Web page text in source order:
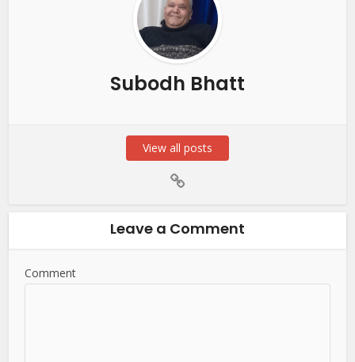
Subodh Bhatt
View all posts
Leave a Comment
Comment